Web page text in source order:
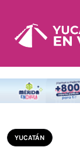
YUCATÁN